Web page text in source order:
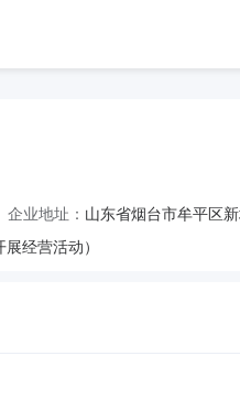
企业地址： 山东省烟台市牟平区
经营活动）